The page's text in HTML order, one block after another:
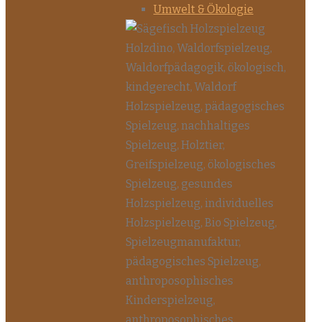
Umwelt & Ökologie